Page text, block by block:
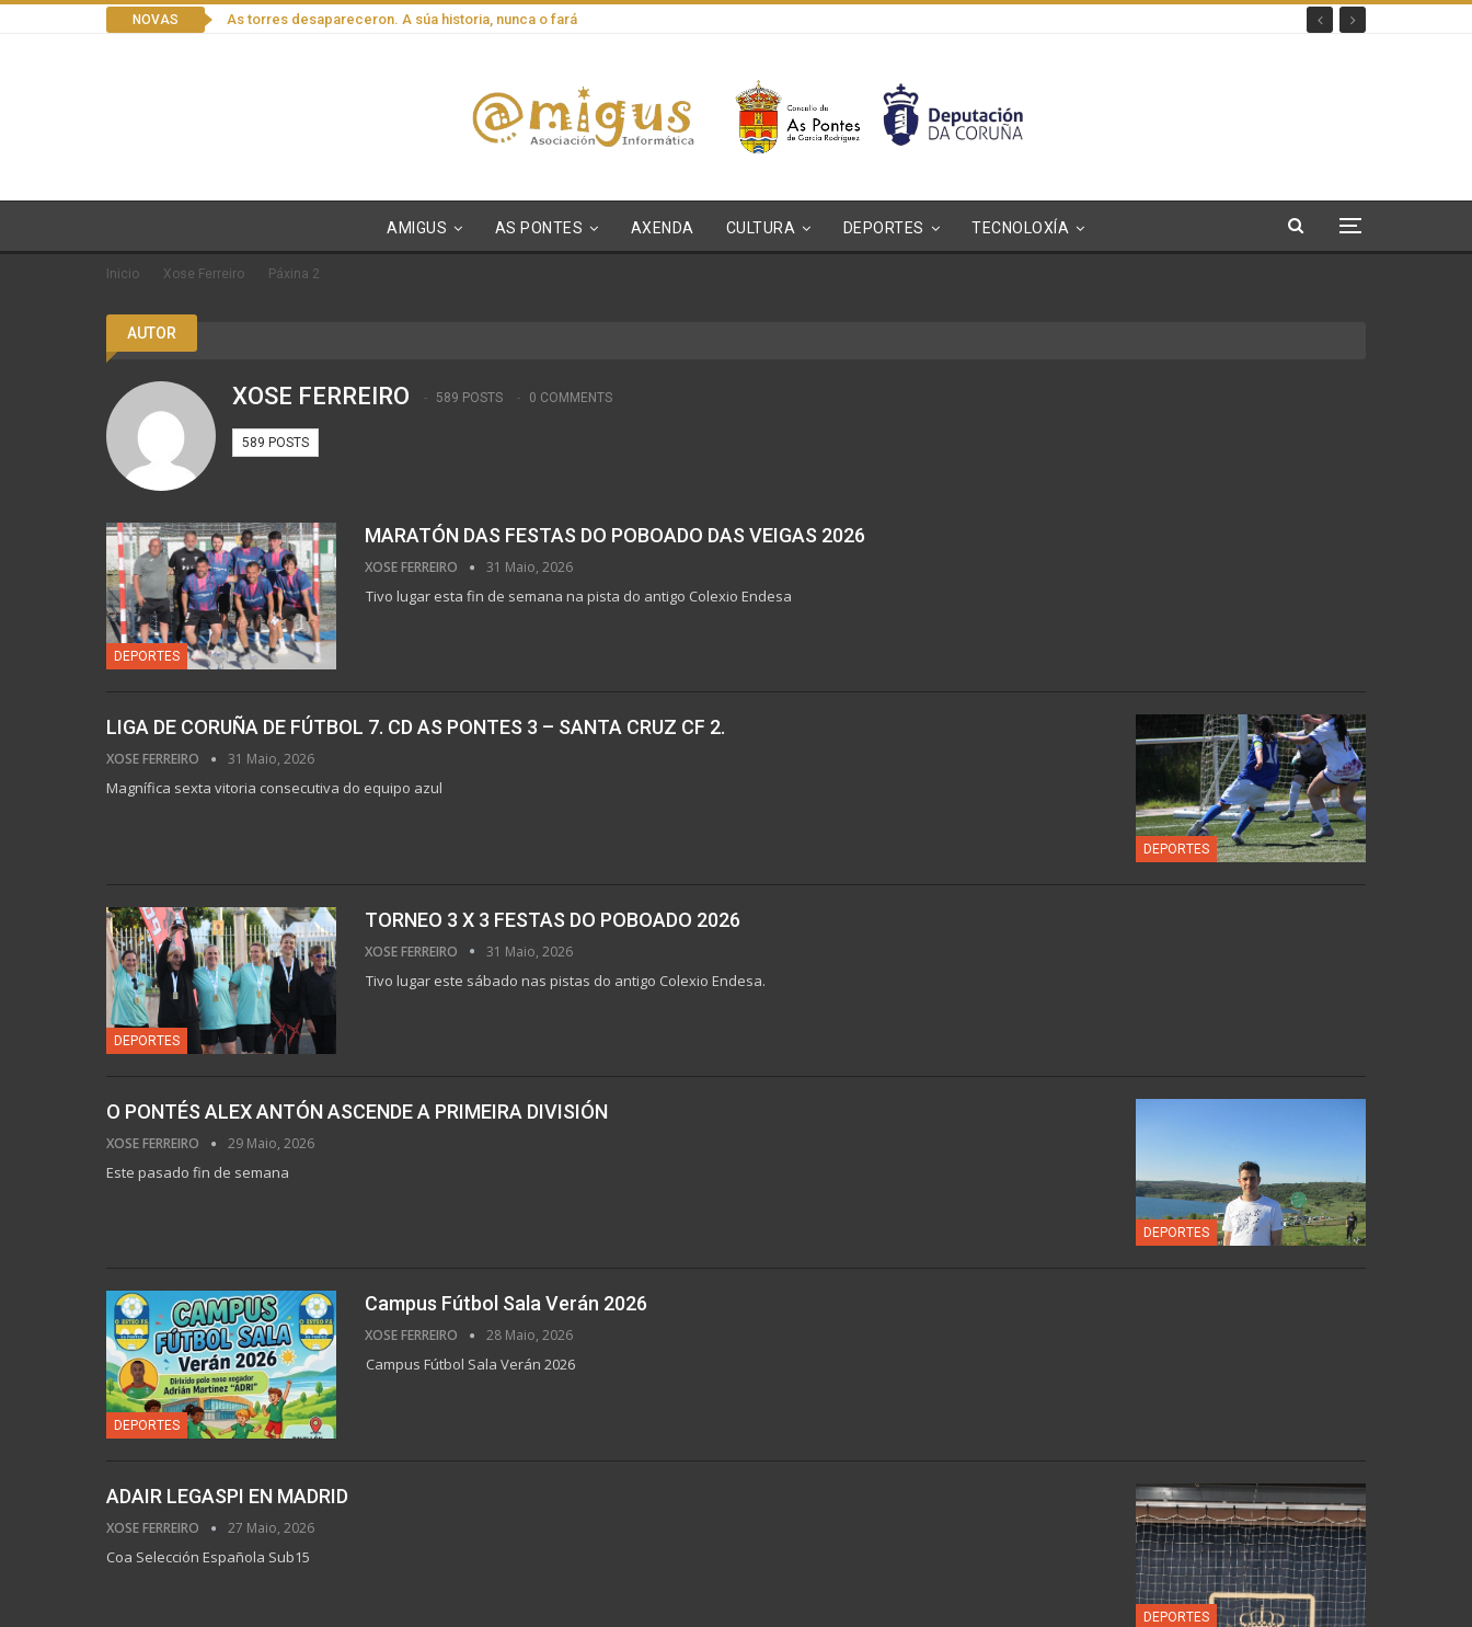
NOVAS As torres desapareceron. A súa historia, nunca o fará
AMIGUS AS PONTES AXENDA CULTURA DEPORTES TECNOLOXÍA
Inicio Xose Ferreiro Páxina 2
AUTOR
XOSE FERREIRO 589 POSTS 0 COMMENTS
589 POSTS
DEPORTES
MARATÓN DAS FESTAS DO POBOADO DAS VEIGAS 2026
XOSE FERREIRO 31 Maio, 2026
Tivo lugar esta fin de semana na pista do antigo Colexio Endesa
DEPORTES
LIGA DE CORUÑA DE FÚTBOL 7. CD AS PONTES 3 – SANTA CRUZ CF 2.
XOSE FERREIRO 31 Maio, 2026
Magnífica sexta vitoria consecutiva do equipo azul
DEPORTES
TORNEO 3 X 3 FESTAS DO POBOADO 2026
XOSE FERREIRO 31 Maio, 2026
Tivo lugar este sábado nas pistas do antigo Colexio Endesa.
DEPORTES
O PONTÉS ALEX ANTÓN ASCENDE A PRIMEIRA DIVISIÓN
XOSE FERREIRO 29 Maio, 2026
Este pasado fin de semana
DEPORTES
Campus Fútbol Sala Verán 2026
XOSE FERREIRO 28 Maio, 2026
Campus Fútbol Sala Verán 2026
DEPORTES
ADAIR LEGASPI EN MADRID
XOSE FERREIRO 27 Maio, 2026
Coa Selección Española Sub15